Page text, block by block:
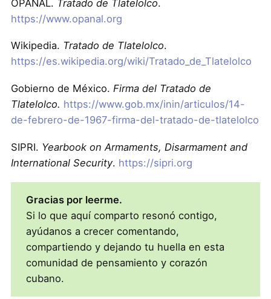
OPANAL. Tratado de Tlatelolco.
https://www.opanal.org
Wikipedia. Tratado de Tlatelolco.
https://es.wikipedia.org/wiki/Tratado_de_Tlatelolco
Gobierno de México. Firma del Tratado de
Tlatelolco. https://www.gob.mx/inin/articulos/14-
de-febrero-de-1967-firma-del-tratado-de-tlatelolco
SIPRI. Yearbook on Armaments, Disarmament and
International Security. https://sipri.org
Gracias por leerme.
Si lo que aquí comparto resonó contigo,
ayúdanos a crecer comentando,
compartiendo y dejando tu huella en esta
comunidad de pensamiento y corazón
cubano.